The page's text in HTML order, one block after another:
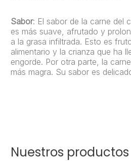
Sabor: El sabor de la carne del
es más suave, afrutado y
a la grasa infiltrada. Esto es
alimentario y la crianza que ha
engorde. Por otra parte, la
más magra. Su sabor es
Nuestros productos